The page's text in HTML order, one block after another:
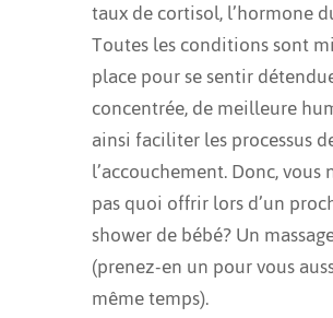
taux de cortisol, l’hormone
Toutes les conditions sont
place pour se sentir
concentrée, de meilleure
ainsi faciliter les processus
l’accouchement. Donc, vous
pas quoi offrir lors d’un
shower de bébé? Un
(prenez-en un pour vous
même temps).